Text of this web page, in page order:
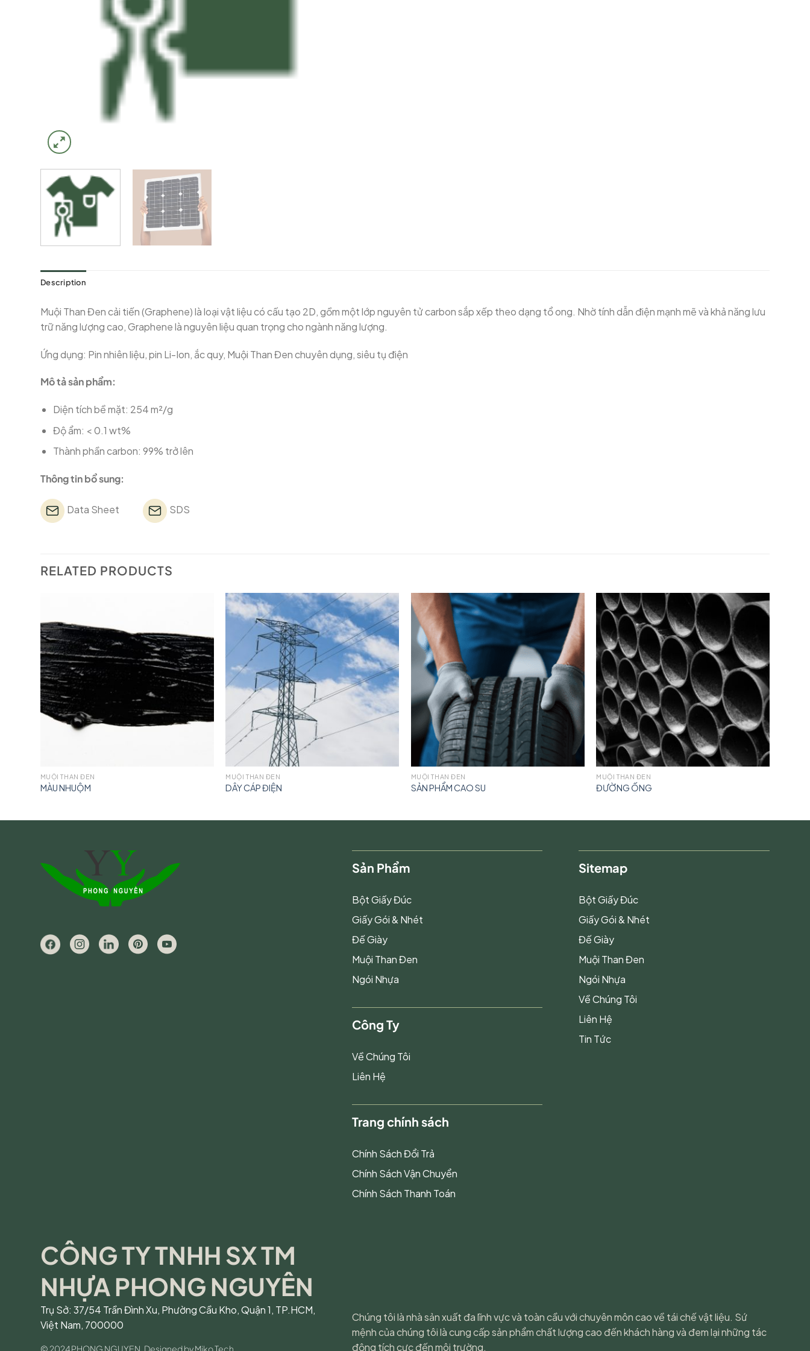
Description
Muội Than Đen cải tiến (Graphene) là loại vật liệu có cấu tạo 2D, gồm một lớp nguyên tử carbon sắp xếp theo dạng tổ ong. Nhờ tính dẫn điện mạnh mẽ và khả năng lưu
trữ năng lượng cao, Graphene là nguyên liệu quan trọng cho ngành năng lượng.
Ứng dụng: Pin nhiên liệu, pin Li-Ion, ắc quy, Muội Than Đen chuyên dụng, siêu tụ điện
Mô tả sản phẩm:
Diện tích bề mặt: 254 m²/g
Độ ẩm: < 0.1 wt%
Thành phần carbon: 99% trở lên
Thông tin bổ sung:
Data Sheet SDS
RELATED PRODUCTS
MUỘI THAN ĐEN
MÀU NHUỘM
MUỘI THAN ĐEN
DÂY CÁP ĐIỆN
MUỘI THAN ĐEN
SẢN PHẨM CAO SU
MUỘI THAN ĐEN
ĐƯỜNG ỐNG
Sản Phẩm
Bột Giấy Đúc
Giấy Gói & Nhét
Đế Giày
Muội Than Đen
Ngói Nhựa
Công Ty
Về Chúng Tôi
Liên Hệ
Trang chính sách
Chính Sách Đổi Trả
Chính Sách Vận Chuyển
Chính Sách Thanh Toán
Sitemap
Bột Giấy Đúc
Giấy Gói & Nhét
Đế Giày
Muội Than Đen
Ngói Nhựa
Về Chúng Tôi
Liên Hệ
Tin Tức
CÔNG TY TNHH SX TM
NHỰA PHONG NGUYÊN
Trụ Sở: 37/54 Trần Đình Xu, Phường Cầu Kho, Quận 1, TP.HCM,
Việt Nam, 700000
© 2024 PHONG NGUYEN. Designed by Miko Tech
Chúng tôi là nhà sản xuất đa lĩnh vực và toàn cầu với chuyên môn cao về tái chế vật liệu. Sứ
mệnh của chúng tôi là cung cấp sản phẩm chất lượng cao đến khách hàng và đem lại những tác
động tích cực đến môi trường.